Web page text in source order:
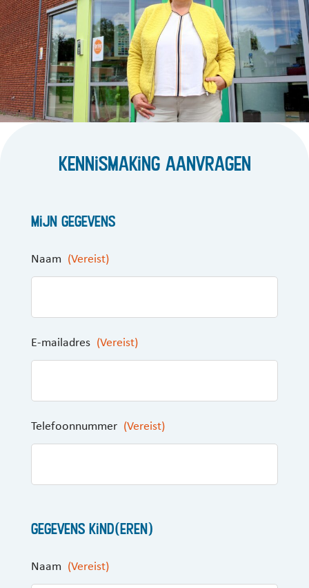
Kennismaking aanvragen
Mijn gegevens
Naam (Vereist)
E-mailadres (Vereist)
Telefoonnummer (Vereist)
Gegevens kind(eren)
Naam (Vereist)